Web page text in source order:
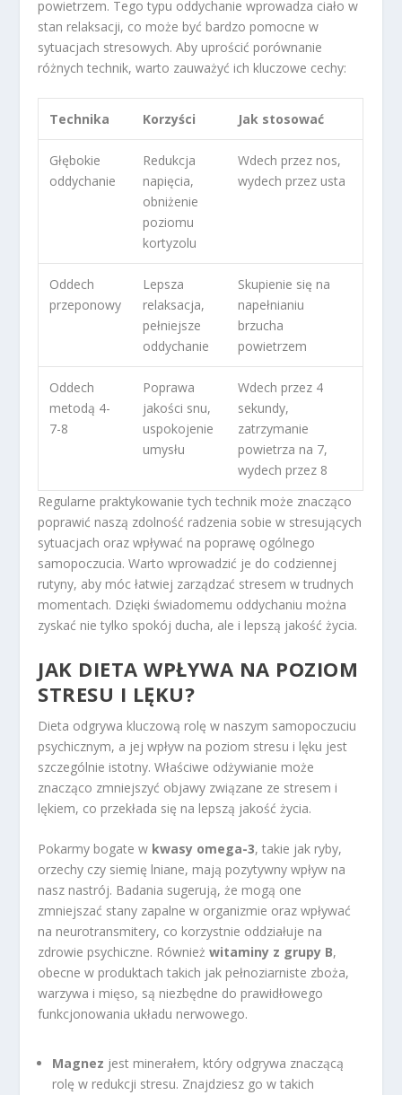
powietrzem. Tego typu oddychanie wprowadza ciało w
stan relaksacji, co może być bardzo pomocne w
sytuacjach stresowych. Aby uprościć porównanie
różnych technik, warto zauważyć ich kluczowe cechy:
Technika Korzyści Jak stosować
Głębokie
oddychanie
Redukcja
napięcia,
obniżenie
poziomu
kortyzolu
Wdech przez nos,
wydech przez usta
Oddech
przeponowy
Lepsza
relaksacja,
pełniejsze
oddychanie
Skupienie się na
napełnianiu
brzucha
powietrzem
Oddech
metodą 4-
7-8
Poprawa
jakości snu,
uspokojenie
umysłu
Wdech przez 4
sekundy,
zatrzymanie
powietrza na 7,
wydech przez 8
Regularne praktykowanie tych technik może znacząco
poprawić naszą zdolność radzenia sobie w stresujących
sytuacjach oraz wpływać na poprawę ogólnego
samopoczucia. Warto wprowadzić je do codziennej
rutyny, aby móc łatwiej zarządzać stresem w trudnych
momentach. Dzięki świadomemu oddychaniu można
zyskać nie tylko spokój ducha, ale i lepszą jakość życia.
JAK DIETA WPŁYWA NA POZIOM
STRESU I LĘKU?
Dieta odgrywa kluczową rolę w naszym samopoczuciu
psychicznym, a jej wpływ na poziom stresu i lęku jest
szczególnie istotny. Właściwe odżywianie może
znacząco zmniejszyć objawy związane ze stresem i
lękiem, co przekłada się na lepszą jakość życia.
Pokarmy bogate w kwasy omega-3, takie jak ryby,
orzechy czy siemię lniane, mają pozytywny wpływ na
nasz nastrój. Badania sugerują, że mogą one
zmniejszać stany zapalne w organizmie oraz wpływać
na neurotransmitery, co korzystnie oddziałuje na
zdrowie psychiczne. Równieżwitaminy z grupy B,
obecne w produktach takich jak pełnoziarniste zboża,
warzywa i mięso, są niezbędne do prawidłowego
funkcjonowania układu nerwowego.
Magnez jest minerałem, który odgrywa znaczącą
rolę w redukcji stresu. Znajdziesz go w takich